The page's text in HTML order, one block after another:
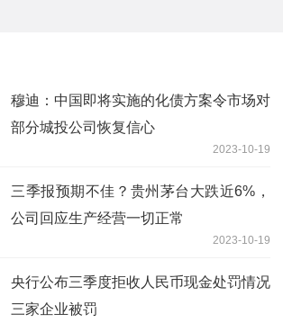
穆迪：中国即将实施的化债方案令市场对
部分城投公司恢复信心
2023-10-19
三季报预期不佳？贵州茅台大跌近6%，
公司回应生产经营一切正常
2023-10-19
央行公布三季度拒收人民币现金处罚情况
三家企业被罚